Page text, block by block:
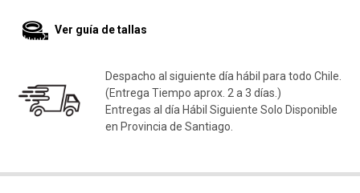
Ver guía de tallas
Despacho al siguiente día hábil para todo Chile.
(Entrega Tiempo aprox. 2 a 3 días.)
Entregas al día Hábil Siguiente Solo Disponible
en Provincia de Santiago.